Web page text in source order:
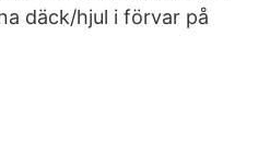
däck/hjul i förvar på